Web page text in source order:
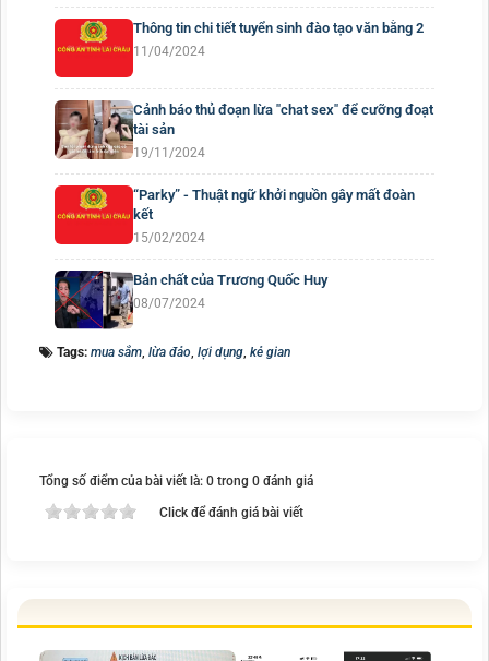
Thông tin chi tiết tuyển sinh đào tạo văn bằng 2
11/04/2024
Cảnh báo thủ đoạn lừa "chat sex" để cưỡng đoạt
tài sản
19/11/2024
“Parky” - Thuật ngữ khởi nguồn gây mất đoàn
kết
15/02/2024
Bản chất của Trương Quốc Huy
08/07/2024
Tags: mua sắm, lừa đảo, lợi dụng, kẻ gian
Tổng số điểm của bài viết là: 0 trong 0 đánh giá
Click để đánh giá bài viết